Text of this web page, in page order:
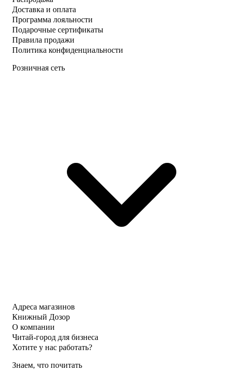
Доставка и оплата
Программа лояльности
Подарочные сертификаты
Правила продажи
Политика конфиденциальности
Розничная сеть
Адреса магазинов
Книжный Дозор
О компании
Читай-город для бизнеса
Хотите у нас работать?
Знаем, что почитать